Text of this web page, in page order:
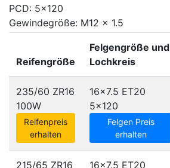
PCD: 5x120
Gewindegröße: M12 x 1.5
Reifengröße
Felgengröße und
Lochkreis
235/60 ZR16
100W
Reifenpreis
erhalten
16x7.5 ET20
5x120
Felgen Preis
erhalten
215/65 ZR16
16x7.5 ET20